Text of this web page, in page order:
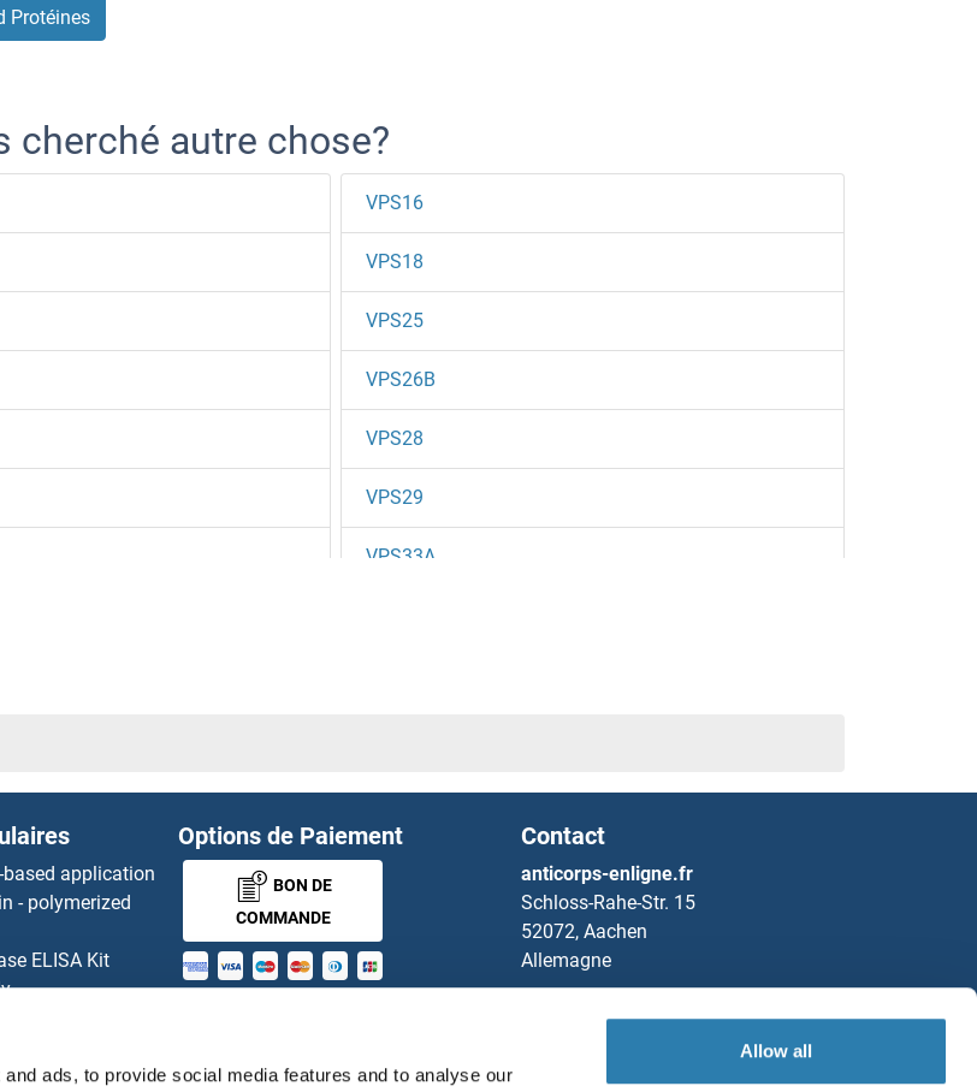
ads, to provide social media features and to analyse our
Allow all
Protéines
cherché autre chose?
3
VPS16
VPS18
VPS25
VPS26B
VPS28
VPS29
VPS33A
VPS37B
VPS37C
VPS39
VPS45
based application
- polymerized
ELISA Kit
process
Options de Paiement
BON DE
COMMANDE
Contact
anticorps-enligne.fr
Schloss-Rahe-Str. 15
52072, Aachen
Allemagne